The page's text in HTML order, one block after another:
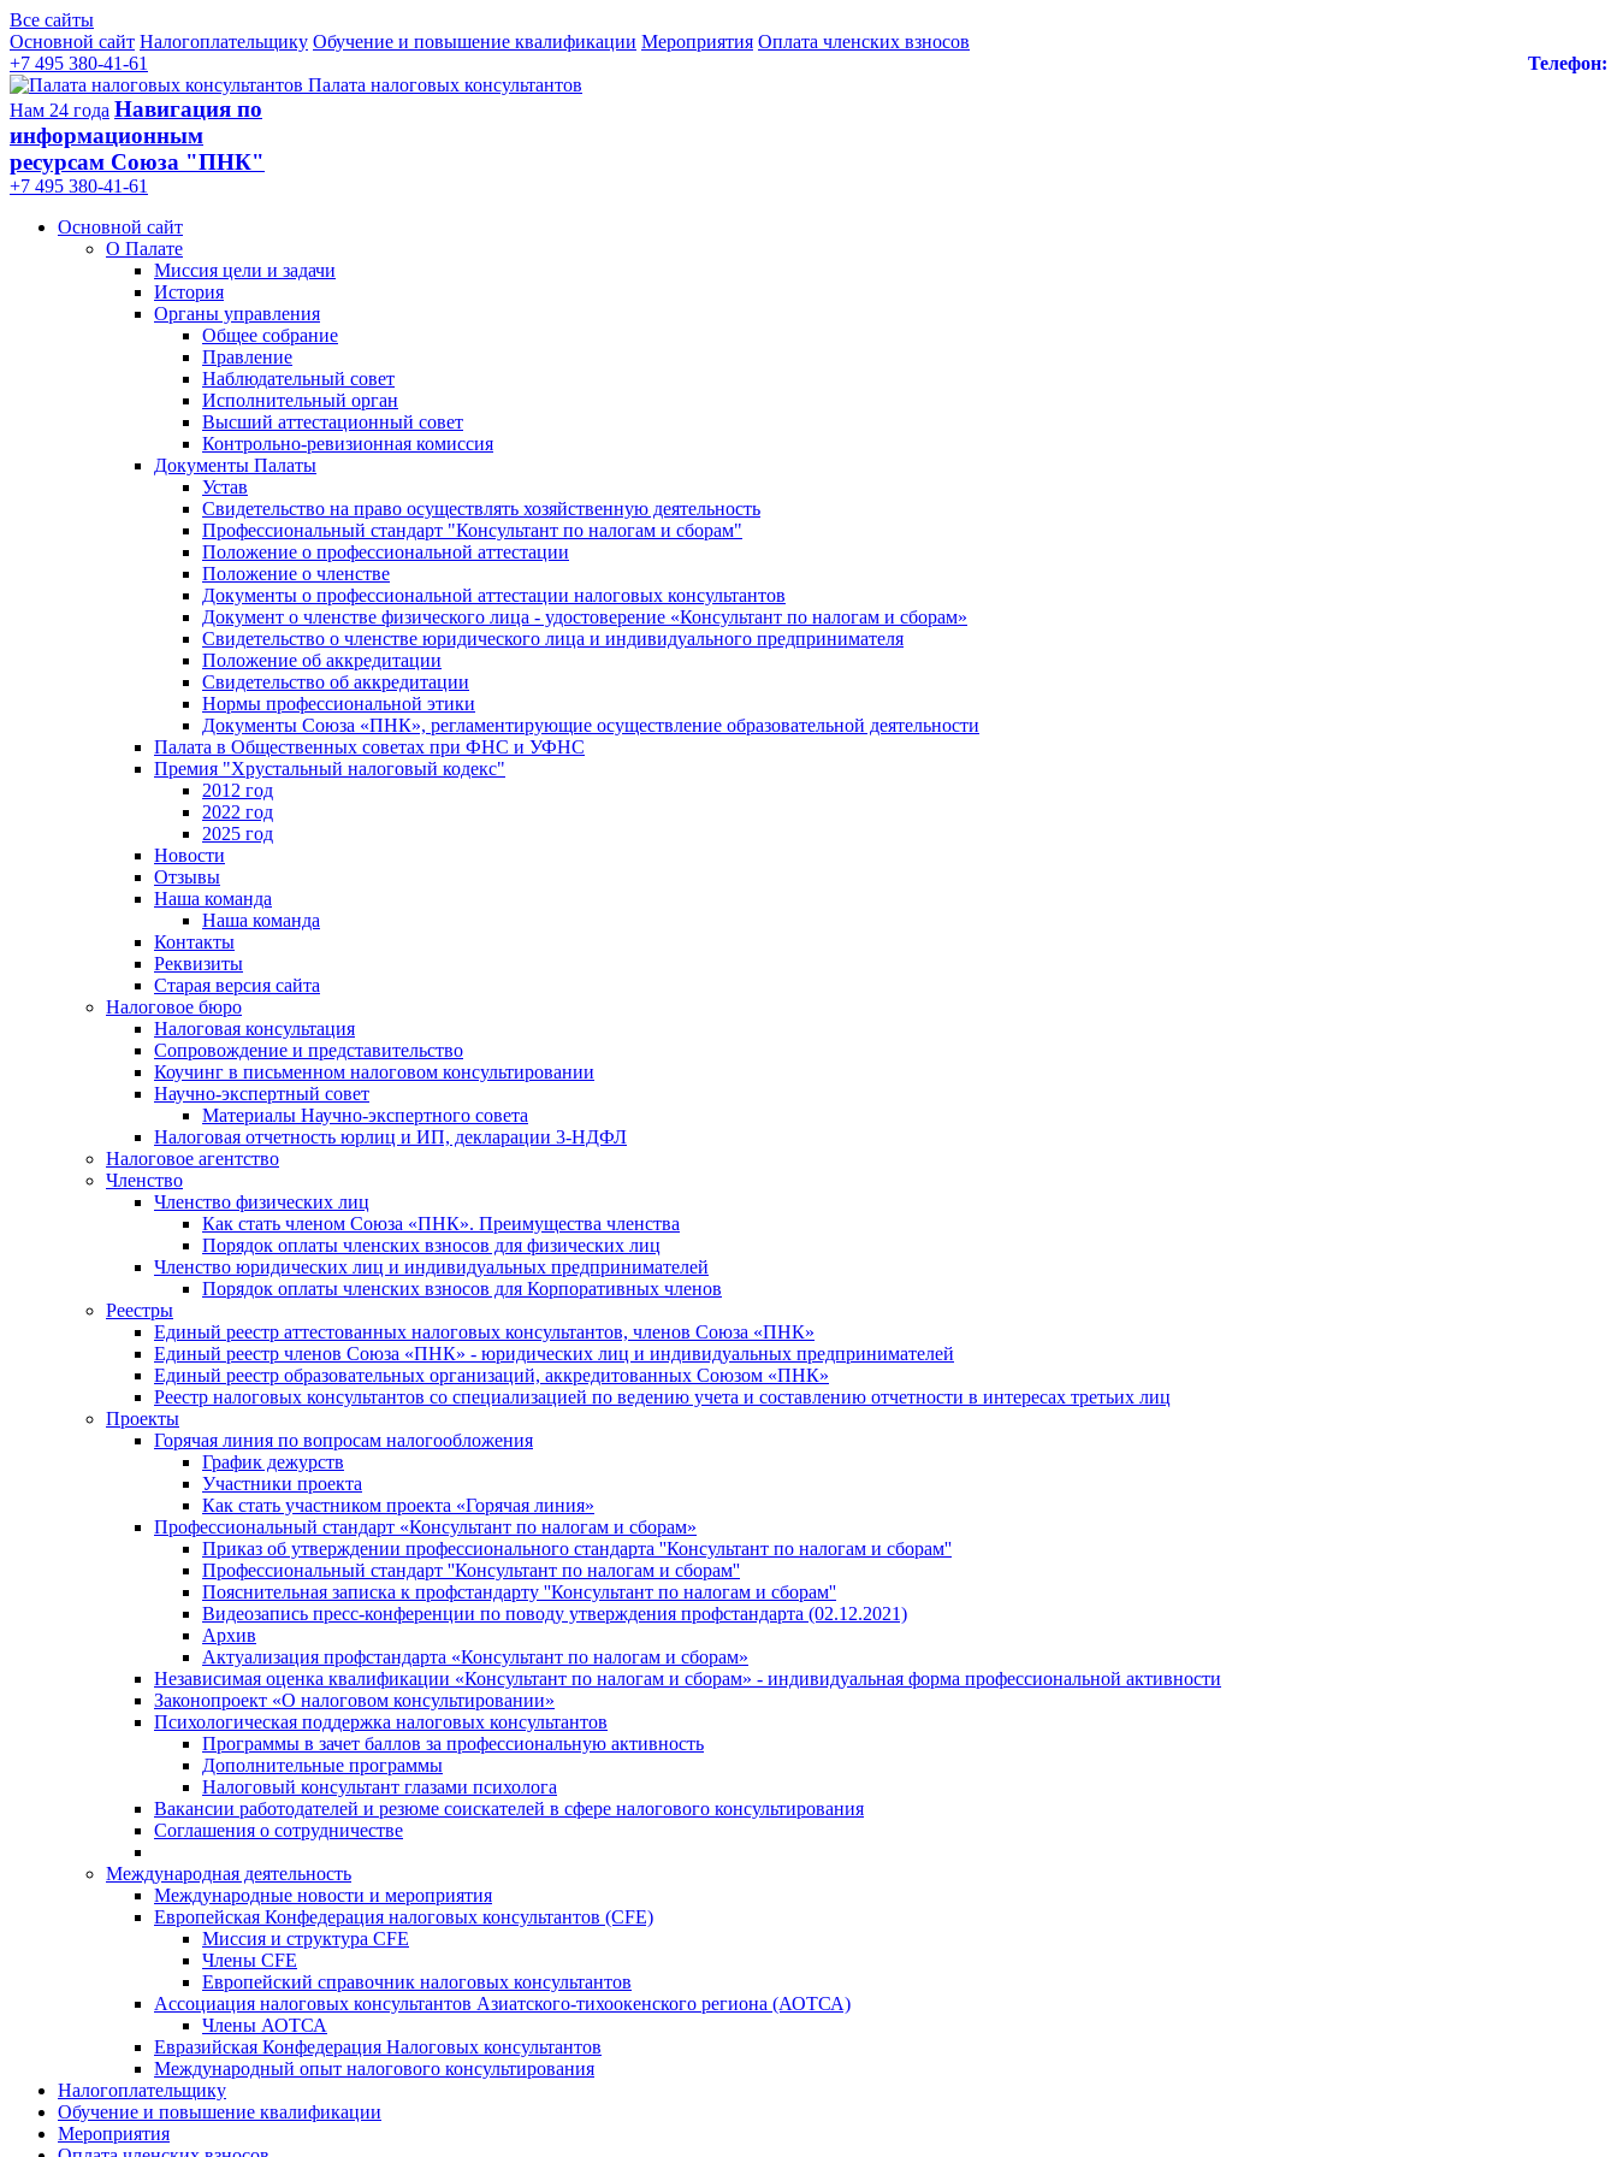
Все сайты
Основной сайт Налогоплательщику Обучение и повышение квалификации Мероприятия Оплата членских взносов
Телефон:
+7 495 380-41-61
Палата налоговых консультантов
Нам 24 года Навигация по
информационным
ресурсам Союза "ПНК"
+7 495 380‑41‑61
Основной сайт
О Палате
Миссия цели и задачи
История
Органы управления
Общее собрание
Правление
Наблюдательный совет
Исполнительный орган
Высший аттестационный совет
Контрольно-ревизионная комиссия
Документы Палаты
Устав
Свидетельство на право осуществлять хозяйственную деятельность
Профессиональный стандарт "Консультант по налогам и сборам"
Положение о профессиональной аттестации
Положение о членстве
Документы о профессиональной аттестации налоговых консультантов
Документ о членстве физического лица - удостоверение «Консультант по налогам и сборам»
Свидетельство о членстве юридического лица и индивидуального предпринимателя
Положение об аккредитации
Свидетельство об аккредитации
Нормы профессиональной этики
Документы Союза «ПНК», регламентирующие осуществление образовательной деятельности
Палата в Общественных советах при ФНС и УФНС
Премия "Хрустальный налоговый кодекс"
2012 год
2022 год
2025 год
Новости
Отзывы
Наша команда
Наша команда
Контакты
Реквизиты
Старая версия сайта
Налоговое бюро
Налоговая консультация
Cопровождение и представительство
Коучинг в письменном налоговом консультировании
Научно-экспертный совет
Материалы Научно-экспертного совета
Налоговая отчетность юрлиц и ИП, декларации 3-НДФЛ
Налоговое агентство
Членство
Членство физических лиц
Как стать членом Союза «ПНК». Преимущества членства
Порядок оплаты членских взносов для физических лиц
Членство юридических лиц и индивидуальных предпринимателей
Порядок оплаты членских взносов для Корпоративных членов
Реестры
Единый реестр аттестованных налоговых консультантов, членов Союза «ПНК»
Единый реестр членов Союза «ПНК» - юридических лиц и индивидуальных предпринимателей
Единый реестр образовательных организаций, аккредитованных Союзом «ПНК»
Реестр налоговых консультантов со специализацией по ведению учета и составлению отчетности в интересах третьих лиц
Проекты
Горячая линия по вопросам налогообложения
График дежурств
Участники проекта
Как стать участником проекта «Горячая линия»
Профессиональный стандарт «Консультант по налогам и сборам»
Приказ об утверждении профессионального стандарта ''Консультант по налогам и сборам''
Профессиональный стандарт ''Консультант по налогам и сборам''
Пояснительная записка к профстандарту ''Консультант по налогам и сборам''
Видеозапись пресс-конференции по поводу утверждения профстандарта (02.12.2021)
Архив
Актуализация профстандарта «Консультант по налогам и сборам»
Независимая оценка квалификации «Консультант по налогам и сборам» - индивидуальная форма профессиональной активности
Законопроект «О налоговом консультировании»
Психологическая поддержка налоговых консультантов
Программы в зачет баллов за профессиональную активность
Дополнительные программы
Налоговый консультант глазами психолога
Вакансии работодателей и резюме соискателей в сфере налогового консультирования
Соглашения о сотрудничестве
Международная деятельность
Международные новости и мероприятия
Европейская Конфедерация налоговых консультантов (CFE)
Миссия и структура CFE
Члены CFE
Европейский справочник налоговых консультантов
Ассоциация налоговых консультантов Азиатского-тихоокенского региона (АОТСА)
Члены АОТСА
Евразийская Конфедерация Налоговых консультантов
Международный опыт налогового консультирования
Налогоплательщику
Обучение и повышение квалификации
Мероприятия